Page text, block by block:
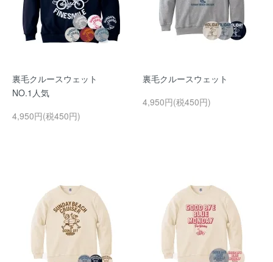
裏毛クルースウェット
NO.1人気
4,950円(税450円)
裏毛クルースウェット
4,950円(税450円)